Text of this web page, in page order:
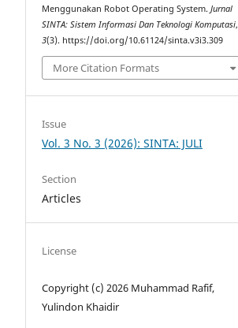
Menggunakan Robot Operating System.Jurnal
SINTA: Sistem Informasi Dan Teknologi Komputasi,
3(3). https://doi.org/10.61124/sinta.v3i3.309
More Citation Formats
Issue
Vol. 3 No. 3 (2026): SINTA: JULI
Section
Articles
License
Copyright (c) 2026 Muhammad Rafif,
Yulindon Khaidir